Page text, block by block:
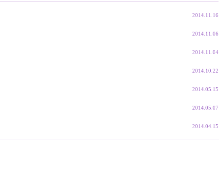
2014.11.16
2014.11.06
2014.11.04
2014.10.22
2014.05.15
2014.05.07
2014.04.15